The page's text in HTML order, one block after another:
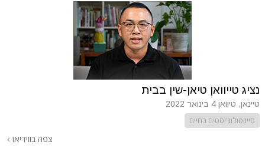
נציג טייוואן טיאן-שין בבית
טיינאן, טיוואן 4 בינואר 2022
סיינטולוג'יסטים בחיים
צפה בווידיאו